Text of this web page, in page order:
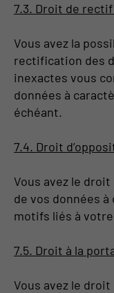
7.3. Droit de
Vous avez la
rectification des
inexactes vous
données à
échéant.
7.4. Droit
Vous avez le
de vos données
motifs liés à
7.5. Droit à la
Vous avez le